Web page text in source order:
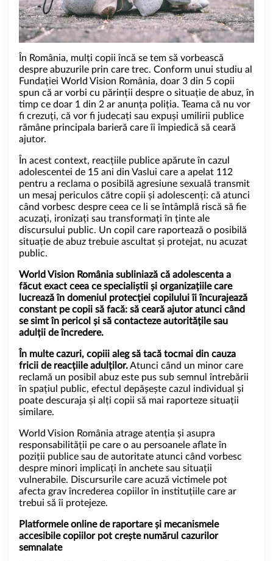
În România, mulți copii încă se tem să vorbească
despre abuzurile prin care trec. Conform unui studiu al
Fundației World Vision România, doar 3 din 5 copii
spun că ar vorbi cu părinții despre o situație de abuz, în
timp ce doar 1 din 2 ar anunța poliția. Teama că nu vor
fi crezuți, că vor fi judecați sau expuși umilirii publice
rămâne principala barieră care îi împiedică să ceară
ajutor.
În acest context, reacțiile publice apărute în cazul
adolescentei de 15 ani din Vaslui care a apelat 112
pentru a reclama o posibilă agresiune sexuală transmit
un mesaj periculos către copii și adolescenți: că atunci
când vorbesc despre ceea ce li se întâmplă riscă să fie
acuzați, ironizați sau transformați în ținte ale
discursului public. Un copil care raportează o posibilă
situație de abuz trebuie ascultat și protejat, nu acuzat
public.
World Vision România subliniază că adolescenta a
făcut exact ceea ce specialiștii și organizațiile care
lucrează în domeniul protecției copilului îi încurajează
constant pe copii să facă: să ceară ajutor atunci când
se simt în pericol și să contacteze autoritățile sau
adulții de încredere.
În multe cazuri, copiii aleg să tacă tocmai din cauza
fricii de reacțiile adulților.Atunci când un minor care
reclamă un posibil abuz este pus sub semnul întrebării
în spațiul public, efectul depășește cazul individual și
poate descuraja și alți copii să mai raporteze situații
similare.
World Vision România atrage atenția și asupra
responsabilității pe care o au persoanele aflate în
poziții publice sau de autoritate atunci când vorbesc
despre minori implicați în anchete sau situații
vulnerabile. Discursurile care acuză victimele pot
afecta grav încrederea copiilor în instituțiile care ar
trebui să îi protejeze.
Platformele online de raportare și mecanismele
accesibile copiilor pot crește numărul cazurilor
semnalate